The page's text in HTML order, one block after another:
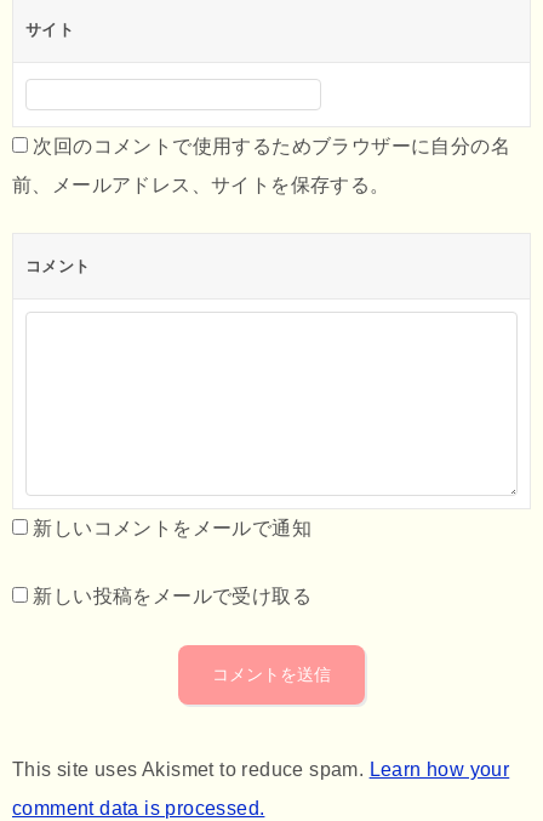
サイト
次回のコメントで使用するためブラウザーに自分の名
前、メールアドレス、サイトを保存する。
コメント
新しいコメントをメールで通知
新しい投稿をメールで受け取る
This site uses Akismet to reduce spam. Learn how your
comment data is processed.